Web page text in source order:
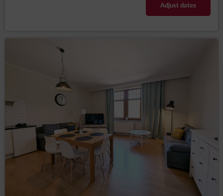
Komu przekazywane są niektóre dane osobowe, np.:
Dane firm realizują płatności w celu realizacji rezerwacji:
Przelewy24.
IAI S.A. z siedzibą w Szczecinie, Aleja Piastów 30, 71-
064 Szczecin, jako operatora IdoSell Booking,
oprogramowania z którego korzystasz i my
przetwarzamy dane.
Biuro księgowe firmy P+P-Paszt, Pietraszkiewicz S.J., z
siedzibą w Szczecinie 70-028, ul. Chmielewskiego 22A.
Close
Adjust dates